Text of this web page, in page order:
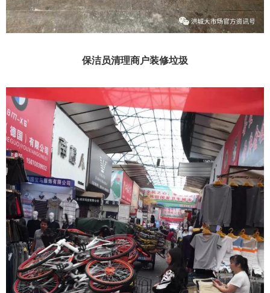
保洁员清理商户装修垃圾